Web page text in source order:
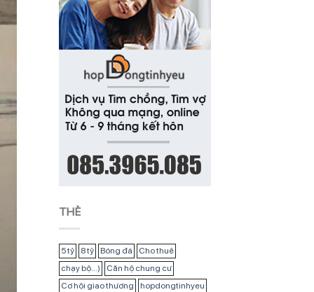
THẺ
5 tỷ 8 tỷ Bóng đá
Cho thuê
chạy bộ...)
Căn hộ chung cư
Cơ hội giao thương
hopdongtinhyeu